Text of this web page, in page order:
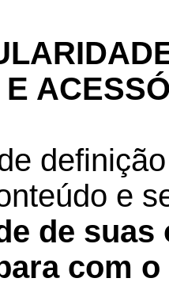
e
de
com